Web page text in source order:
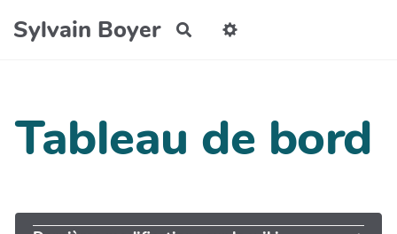
Aller au contenu principal
Sylvain Boyer Rechercher
Tableau de bord